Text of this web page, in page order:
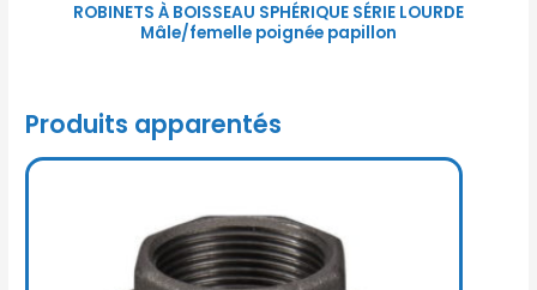
ROBINETS À BOISSEAU SPHÉRIQUE SÉRIE LOURDE
Mâle/femelle poignée papillon
Produits apparentés